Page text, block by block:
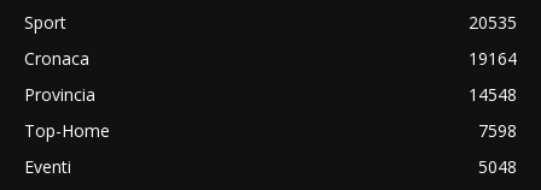
Sport
20535
Cronaca
19164
Provincia
14548
Top-Home
7598
Eventi
5048